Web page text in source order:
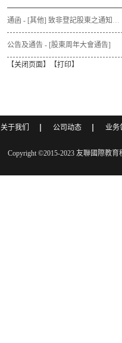
通函 - [其他] 致非登記股東之通知信函及申請表格 - 通函連同股東週年大會通告及代表委任表格之發佈通知
公告及通告 - [股東周年大會通告]
【关闭页面】【打印】
关于我们 公司动态 业务
Copyright ©2015-2023 友聯國際教